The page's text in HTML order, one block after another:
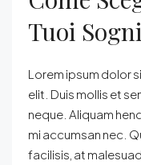
Tuoi
Lorem ipsum dolor
elit. Duis mollis et
neque. Aliquam
mi accumsan nec.
facilisis, at